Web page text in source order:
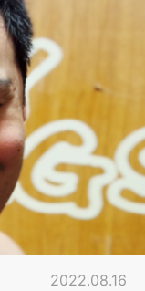
2022.08.16